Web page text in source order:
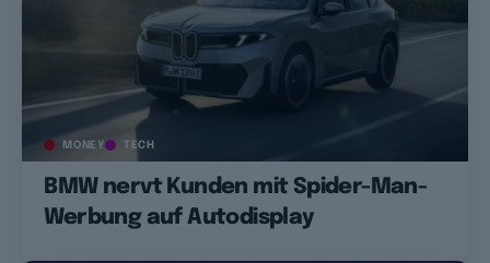
MONEY TECH
BMW nervt Kunden mit Spider-Man-
Werbung auf Autodisplay